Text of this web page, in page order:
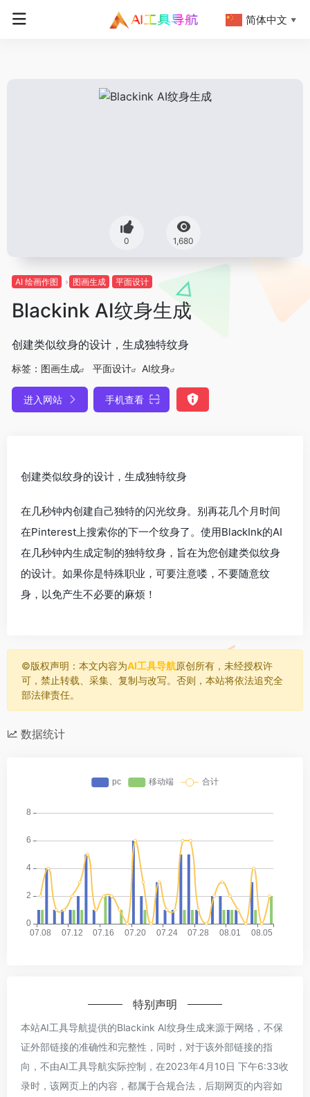
0 1,680
AI 绘画作图 图画生成 平面设计
Blackink AI纹身生成
创建类似纹身的设计，生成独特纹身
标签： 图画生成 平面设计 AI纹身
进入网站 手机查看
创建类似纹身的设计，生成独特纹身
在几秒钟内创建自己独特的闪光纹身。别再花几个月时间
在Pinterest上搜索你的下一个纹身了。使用BlackInk的AI
在几秒钟内生成定制的独特纹身，旨在为您创建类似纹身
的设计。如果你是特殊职业，可要注意喽，不要随意纹
身，以免产生不必要的麻烦！
©️版权声明：本文内容为AI工具导航原创所有，未经授权许
可，禁止转载、采集、复制与改写。否则，本站将依法追究全
部法律责任。
数据统计
特别声明
本站AI工具导航提供的Blackink AI纹身生成来源于网络，不保
证外部链接的准确性和完整性，同时，对于该外部链接的指
向，不由AI工具导航实际控制，在2023年4月10日 下午6:33收
录时，该网页上的内容，都属于合规合法，后期网页的内容如
简体中文 ▼